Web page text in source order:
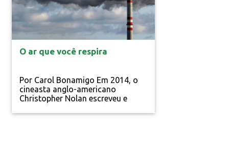
O ar que você respira
Por Carol Bonamigo Em 2014, o
cineasta anglo-americano
Christopher Nolan escreveu e
ficção científica. Em Interestelar,